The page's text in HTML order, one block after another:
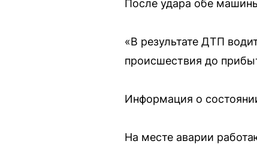
После удара обе
«В результате ДТП
происшествия до
Информация о
На месте аварии